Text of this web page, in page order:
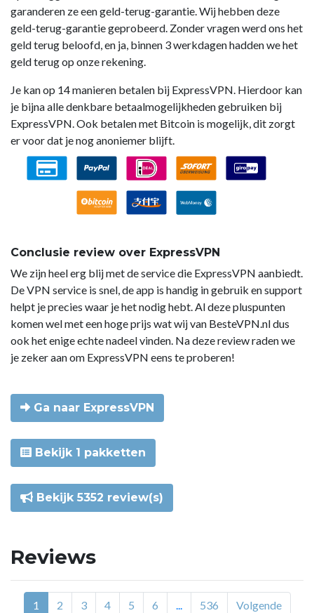
garanderen ze een geld-terug-garantie. Wij hebben deze
geld-terug-garantie geprobeerd. Zonder vragen werd ons het
geld terug beloofd, en ja, binnen 3 werkdagen hadden we het
geld terug op onze rekening.
Je kan op 14 manieren betalen bij ExpressVPN. Hierdoor kan
je bijna alle denkbare betaalmogelijkheden gebruiken bij
ExpressVPN. Ook betalen met Bitcoin is mogelijk, dit zorgt
er voor dat je nog anoniemer blijft.
Conclusie review over ExpressVPN
We zijn heel erg blij met de service die ExpressVPN aanbiedt.
De VPN service is snel, de app is handig in gebruik en support
helpt je precies waar je het nodig hebt. Al deze pluspunten
komen wel met een hoge prijs wat wij van BesteVPN.nl dus
ook het enige echte nadeel vinden. Na deze review raden we
je zeker aan om ExpressVPN eens te proberen!
Ga naar ExpressVPN
Bekijk 1 pakketten
Bekijk 5352 review(s)
Reviews
1 2 3 4 5 6 ... 536 Volgende